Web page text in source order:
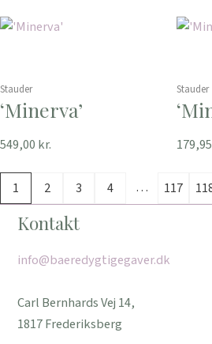
Stauder
‘Minerva’
549,00 kr.
Stauder
179,95
1 2 3 4 … 117
Kontakt
info@baeredygtigegaver.dk
Carl Bernhards Vej 14,
1817 Frederiksberg